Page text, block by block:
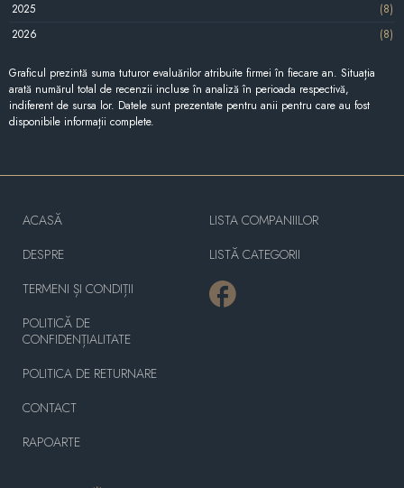
2025
(8)
2026
(8)
Graficul prezintă suma tuturor evaluărilor atribuite firmei în fiecare an. Situația
arată numărul total de recenzii incluse în analiză în perioada respectivă,
indiferent de sursa lor. Datele sunt prezentate pentru anii pentru care au fost
disponibile informații complete.
ACASĂ
DESPRE
TERMENI ȘI CONDIȚII
POLITICĂ DE
CONFIDENȚIALITATE
POLITICA DE RETURNARE
CONTACT
RAPOARTE
LISTA COMPANIILOR
LISTĂ CATEGORII